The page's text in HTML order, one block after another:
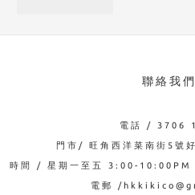
聯絡我們
電話 / 3706
門市/ 旺角西洋菜南街5號
時間 / 星期一至五 3:00-10:00PM
電郵 /